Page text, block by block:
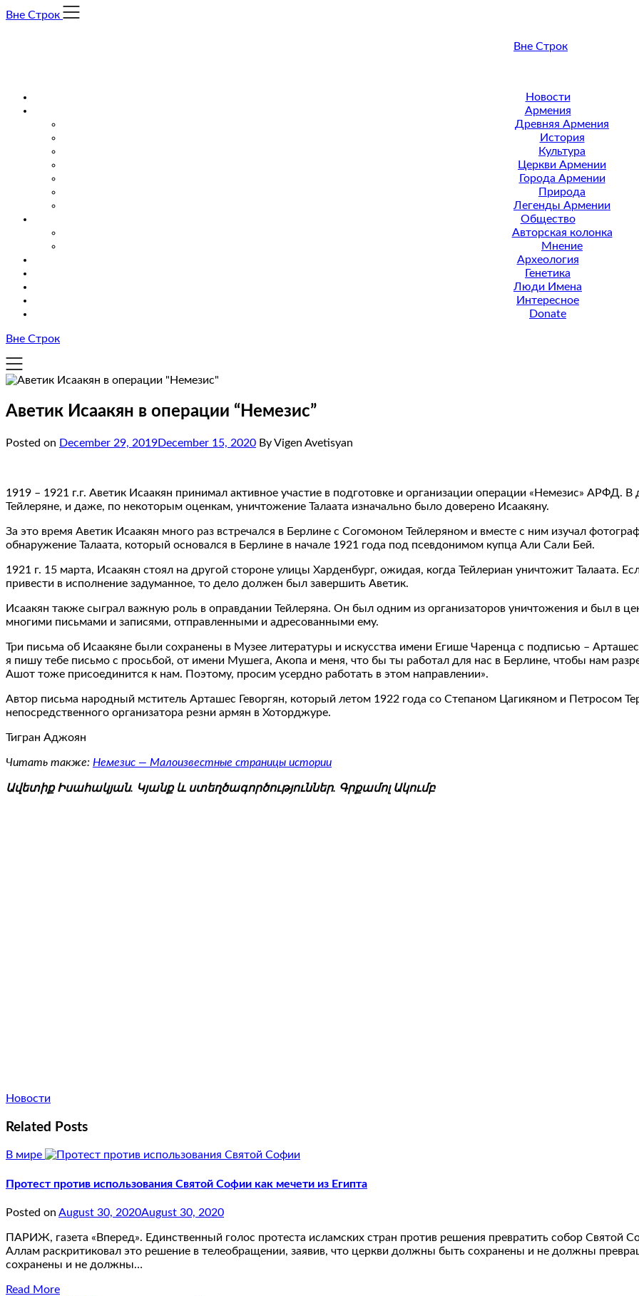
Skip
Вне Строк
Вне Строк
Новости
Армения
Древняя Армения
История
Культура
Церкви Армении
Города Армении
Природа
Легенды Армении
Общество
Авторская колонка
Мнение
Археология
Генетика
Люди Имена
Интересное
Donate
Вне Строк
Аветик Исаакян в операции “Немезис”
Posted on December 29, 2019December 15, 2020 By Vigen Avetisyan
1919 – 1921 г.г. Аветик Исаакян принимал активное участие в подготовке и организации операции «Немезис» АРФД.
Тейлеряне, и даже, по некоторым оценкам, уничтожение Талаата изначально было доверено Исаакяну.
За это время Аветик Исаакян много раз встречался в Берлине с Согомоном Тейлеряном и вместе с ним изучал
обнаружение Талаата, который основался в Берлине в начале 1921 года под псевдонимом купца Али Сали Бей.
1921 г. 15 марта, Исаакян стоял на другой стороне улицы Харденбург, ожидая, когда Тейлериан уничтожит Талаата.
привести в исполнение задуманное, то дело должен был завершить Аветик.
Исаакян также сыграл важную роль в оправдании Тейлеряна. Он был одним из организаторов уничтожения и был в
многими письмами и записями, отправленными и адресованными ему.
Три письма об Исаакяне были сохранены в Музее литературы и искусства имени Егише Чаренца с подписью –
я пишу тебе письмо с просьбой, от имени Мушега, Акопа и меня, что бы ты работал для нас в Берлине, чтобы нам
Ашот тоже присоединится к нам. Поэтому, просим усердно работать в этом направлении».
Автор письма народный мститель Арташес Геворгян, который летом 1922 года со Степаном Цагикяном и Петросом
непосредственного организатора резни армян в Хоторджуре.
Тигран Аджоян
Читать также: Немезис — Малоизвестные страницы истории
Ավետիք Իսահակյան. Կյանք և ստեղծագործություններ. Գրքամոլ Ակումբ
Новости
Related Posts
В мире
Протест против использования Святой Софии как мечети из Египта
Posted on August 30, 2020August 30, 2020
ПАРИЖ, газета «Вперед». Единственный голос протеста исламских стран против решения превратить собор Святой
Аллам раскритиковал это решение в телеобращении, заявив, что церкви должны быть сохранены и не должны
сохранены и не должны…
Read More